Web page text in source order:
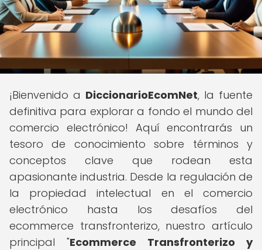
¡Bienvenido a DiccionarioEcomNet, la fuente
definitiva para explorar a fondo el mundo del
comercio electrónico! Aquí encontrarás un
tesoro de conocimiento sobre términos y
conceptos clave que rodean esta
apasionante industria. Desde la regulación de
la propiedad intelectual en el comercio
electrónico hasta los desafíos del
ecommerce transfronterizo, nuestro artículo
principal "Ecommerce Transfronterizo y